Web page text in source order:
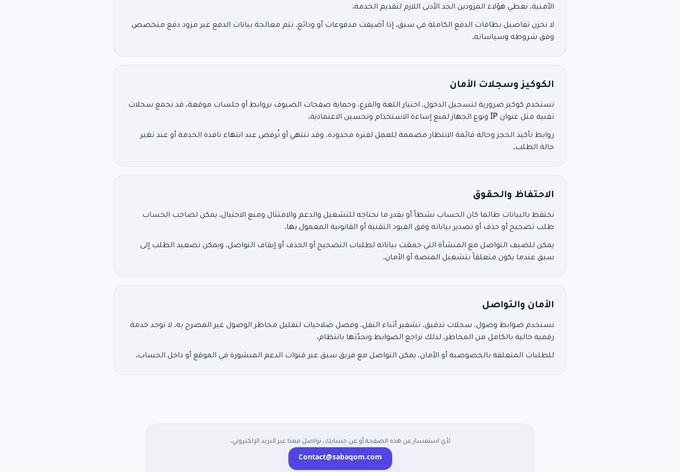
الأمنية. نعطي هؤلاء المزودين الحد الأدنى اللازم لتقديم الخدمة.
لا نخزن تفاصيل بطاقات الدفع الكاملة في سبق. إذا أضيفت مدفوعات أو ودائع، تتم معالجة بيانات الدفع عبر مزود دفع متخصص
وفق شروطه وسياساته.
الكوكيز وسجلات الأمان
نستخدم كوكيز ضرورية لتسجيل الدخول، اختيار اللغة والفرع، وحماية صفحات الضيوف بروابط أو جلسات موقعة. قد نجمع سجلات
تقنية مثل عنوان IP ونوع الجهاز لمنع إساءة الاستخدام وتحسين الاعتمادية.
روابط تأكيد الحجز وحالة قائمة الانتظار مصممة للعمل لفترة محدودة، وقد تنتهي أو تُرفض عند انتهاء نافذة الخدمة أو عند تغير
حالة الطلب.
الاحتفاظ والحقوق
نحتفظ بالبيانات طالما كان الحساب نشطاً أو بقدر ما نحتاجه للتشغيل والدعم والامتثال ومنع الاحتيال. يمكن لصاحب الحساب
طلب تصحيح أو حذف أو تصدير بياناته وفق القيود التقنية أو القانونية المعمول بها.
يمكن للضيف التواصل مع المنشأة التي جمعَت بياناته لطلبات التصحيح أو الحذف أو إيقاف التواصل، ويمكن تصعيد الطلب إلى
سبق عندما يكون متعلقاً بتشغيل المنصة أو الأمان.
الأمان والتواصل
نستخدم ضوابط وصول، سجلات تدقيق، تشفير أثناء النقل، وفصل صلاحيات لتقليل مخاطر الوصول غير المصرح به. لا توجد خدمة
رقمية خالية بالكامل من المخاطر، لذلك نراجع الضوابط ونحدّثها بانتظام.
للطلبات المتعلقة بالخصوصية أو الأمان، يمكن التواصل مع فريق سبق عبر قنوات الدعم المنشورة في الموقع أو داخل الحساب.
لأي استفسار عن هذه الصفحة أو عن حسابك، تواصل معنا عبر البريد الإلكتروني.
Contact@sabaqom.com